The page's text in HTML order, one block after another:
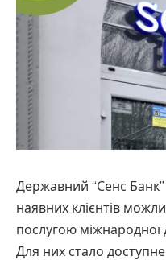
Державний “Сенс Банк”
наявних клієнтів
послугою міжнародної
Для них стало